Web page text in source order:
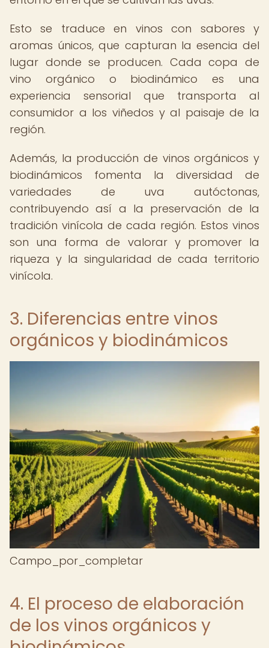
Esto se traduce en vinos con sabores y
aromas únicos, que capturan la esencia del
lugar donde se producen. Cada copa de
vino orgánico o biodinámico es una
experiencia sensorial que transporta al
consumidor a los viñedos y al paisaje de la
región.
Además, la producción de vinos orgánicos y
biodinámicos fomenta la diversidad de
variedades de uva autóctonas,
contribuyendo así a la preservación de la
tradición vinícola de cada región. Estos vinos
son una forma de valorar y promover la
riqueza y la singularidad de cada territorio
vinícola.
3. Diferencias entre vinos
orgánicos y biodinámicos
Campo_por_completar
4. El proceso de elaboración
de los vinos orgánicos y